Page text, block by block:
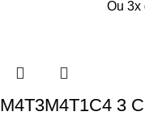
Ou 3x
M4T3M4T1C4 3